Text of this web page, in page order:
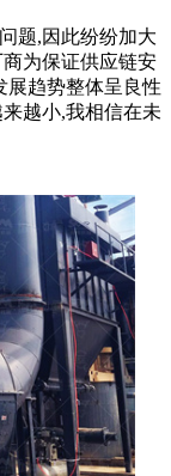
题,因此纷纷加大
为保证供应链安
展趋势整体呈良性
越小,我相信在未